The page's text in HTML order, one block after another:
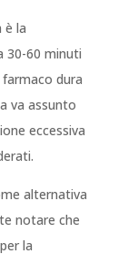
è la
30-60 minuti
dura
va assunto
eccessiva
alternativa
notare che
la